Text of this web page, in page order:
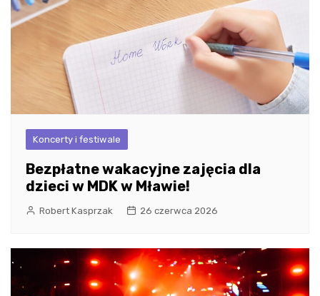
Koncerty i festiwale
Bezpłatne wakacyjne zajęcia dla
dzieci w MDK w Mławie!
Robert Kasprzak 26 czerwca 2026